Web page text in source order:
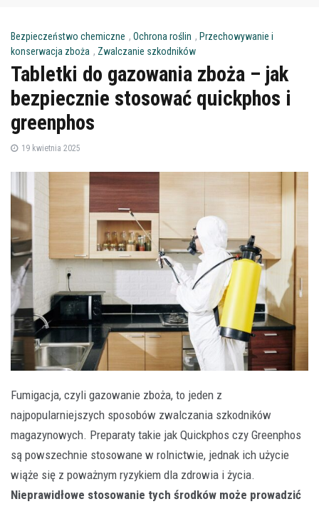
Bezpieczeństwo chemiczne , Ochrona roślin , Przechowywanie i
konserwacja zboża , Zwalczanie szkodników
Tabletki do gazowania zboża – jak
bezpiecznie stosować quickphos i
greenphos
19 kwietnia 2025
Fumigacja, czyli gazowanie zboża, to jeden z
najpopularniejszych sposobów zwalczania szkodników
magazynowych. Preparaty takie jak Quickphos czy Greenphos
są powszechnie stosowane w rolnictwie, jednak ich użycie
wiąże się z poważnym ryzykiem dla zdrowia i życia.
Nieprawidłowe stosowanie tych środków może prowadzić